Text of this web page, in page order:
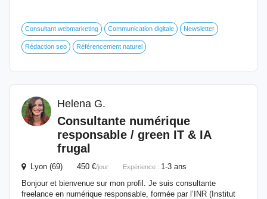
Consultant webmarketing Communication digitale Newsletter
Rédaction seo Référencement naturel
Helena G.
Consultante numérique
responsable / green IT & IA
frugal
Lyon (69) 450 €/jour Expérience : 1-3 ans
Bonjour et bienvenue sur mon profil. Je suis consultante
freelance en numérique responsable, formée par l’INR (Institut